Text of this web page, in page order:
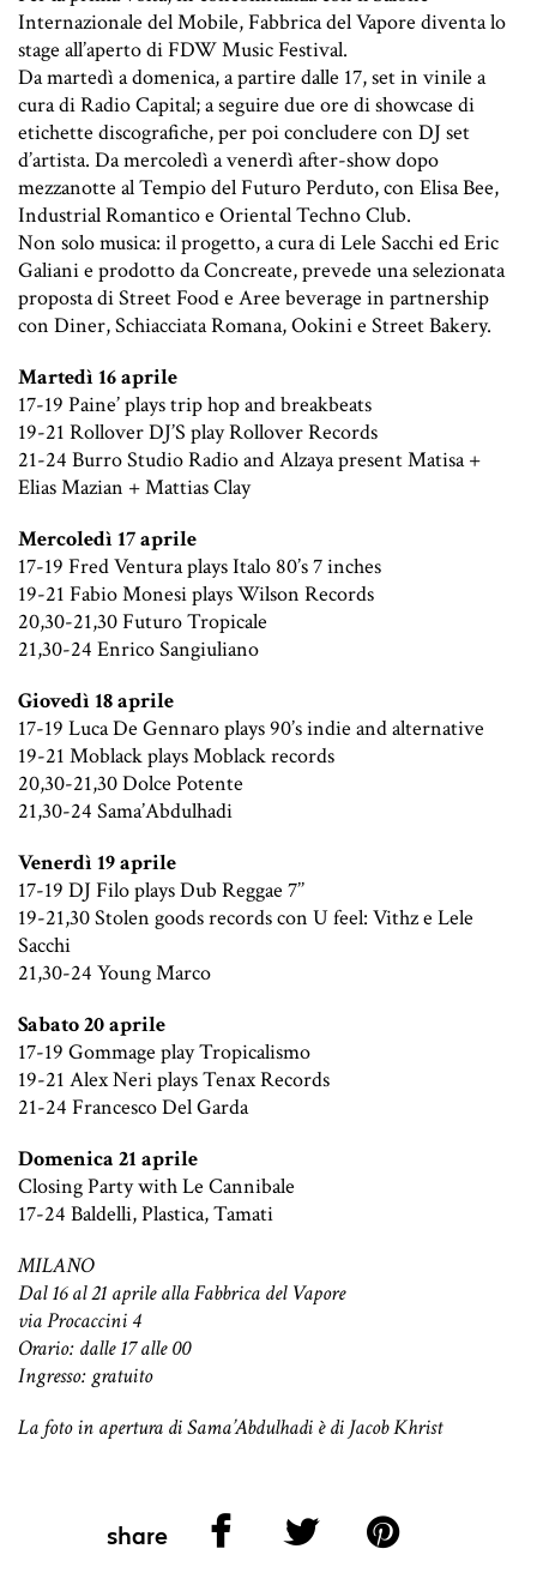
Internazionale del Mobile, Fabbrica del Vapore diventa lo
stage all’aperto di FDW Music Festival.
Da martedì a domenica, a partire dalle 17, set in vinile a
cura di Radio Capital; a seguire due ore di showcase di
etichette discografiche, per poi concludere con DJ set
d’artista. Da mercoledì a venerdì after-show dopo
mezzanotte al Tempio del Futuro Perduto, con Elisa Bee,
Industrial Romantico e Oriental Techno Club.
Non solo musica: il progetto, a cura di Lele Sacchi ed Eric
Galiani e prodotto da Concreate, prevede una selezionata
proposta di Street Food e Aree beverage in partnership
con Diner, Schiacciata Romana, Ookini e Street Bakery.
Martedì 16 aprile
17-19 Paine’ plays trip hop and breakbeats
19-21 Rollover DJ’S play Rollover Records
21-24 Burro Studio Radio and Alzaya present Matisa +
Elias Mazian + Mattias Clay
Mercoledì 17 aprile
17-19 Fred Ventura plays Italo 80’s 7 inches
19-21 Fabio Monesi plays Wilson Records
20,30-21,30 Futuro Tropicale
21,30-24 Enrico Sangiuliano
Giovedì 18 aprile
17-19 Luca De Gennaro plays 90’s indie and alternative
19-21 Moblack plays Moblack records
20,30-21,30 Dolce Potente
21,30-24 Sama’Abdulhadi
Venerdì 19 aprile
17-19 DJ Filo plays Dub Reggae 7’’
19-21,30 Stolen goods records con U feel: Vithz e Lele
Sacchi
21,30-24 Young Marco
Sabato 20 aprile
17-19 Gommage play Tropicalismo
19-21 Alex Neri plays Tenax Records
21-24 Francesco Del Garda
Domenica 21 aprile
Closing Party with Le Cannibale
17-24 Baldelli, Plastica, Tamati
MILANO
Dal 16 al 21 aprile alla Fabbrica del Vapore
via Procaccini 4
Orario: dalle 17 alle 00
Ingresso: gratuito
La foto in apertura di Sama’Abdulhadi è di Jacob Khrist
share